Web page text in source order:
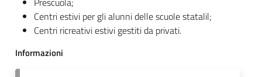
Centri estivi per gli alunni delle scuole statalil;
Centri ricreativi estivi gestiti da privati.
Informazioni